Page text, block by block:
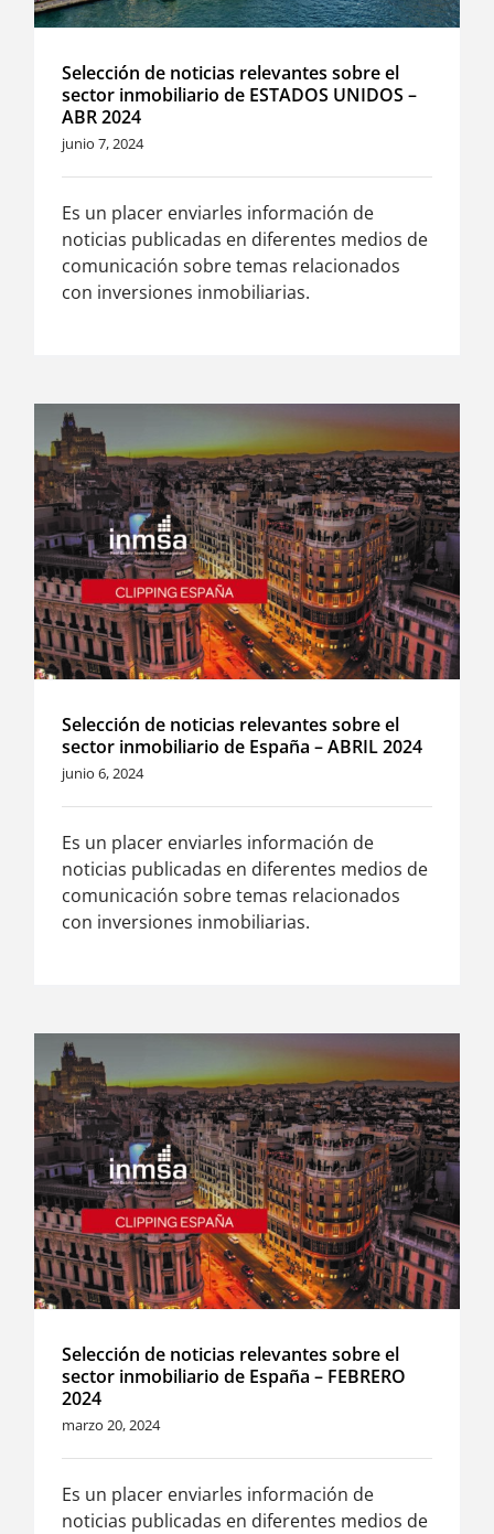
Selección de noticias relevantes sobre el
sector inmobiliario de ESTADOS UNIDOS –
ABR 2024
junio 7, 2024
Es un placer enviarles información de
noticias publicadas en diferentes medios de
comunicación sobre temas relacionados
con inversiones inmobiliarias.
Selección de noticias relevantes sobre el
sector inmobiliario de España – ABRIL 2024
junio 6, 2024
Es un placer enviarles información de
noticias publicadas en diferentes medios de
comunicación sobre temas relacionados
con inversiones inmobiliarias.
Selección de noticias relevantes sobre el
sector inmobiliario de España – FEBRERO
2024
marzo 20, 2024
Es un placer enviarles información de
noticias publicadas en diferentes medios de